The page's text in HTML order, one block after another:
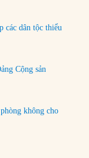
các dân tộc thiểu
Cộng sản
không cho